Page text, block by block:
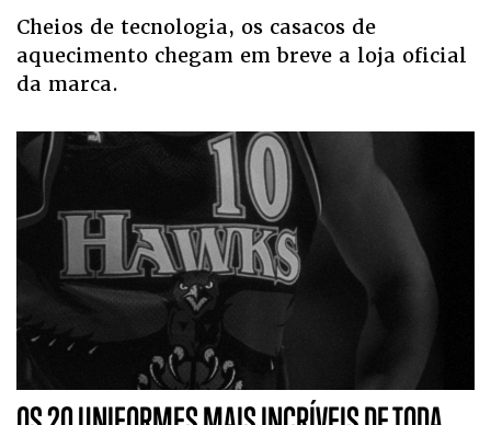
Cheios de tecnologia, os casacos de
aquecimento chegam em breve a loja oficial
da marca.